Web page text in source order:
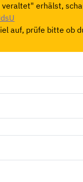
veraltet" erhälst,
auf, prüfe bitte ob